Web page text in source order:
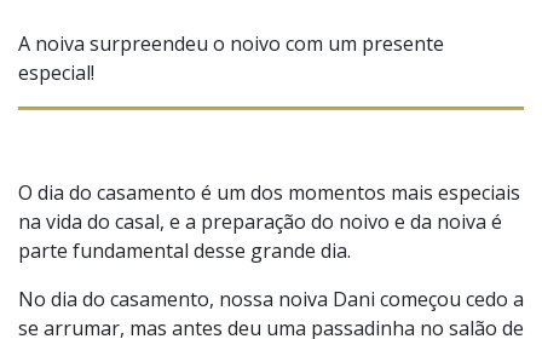
A noiva surpreendeu o noivo com um presente
especial!
O dia do casamento é um dos momentos mais especiais
na vida do casal, e a preparação do noivo e da noiva é
parte fundamental desse grande dia.
No dia do casamento, nossa noiva Dani começou cedo a
se arrumar, mas antes deu uma passadinha no salão de